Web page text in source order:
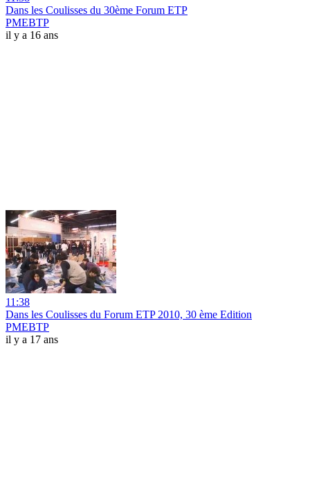
Dans les Coulisses du 30ème Forum ETP
PMEBTP
il y a 16 ans
11:38
Dans les Coulisses du Forum ETP 2010, 30 ème Edition
PMEBTP
il y a 17 ans